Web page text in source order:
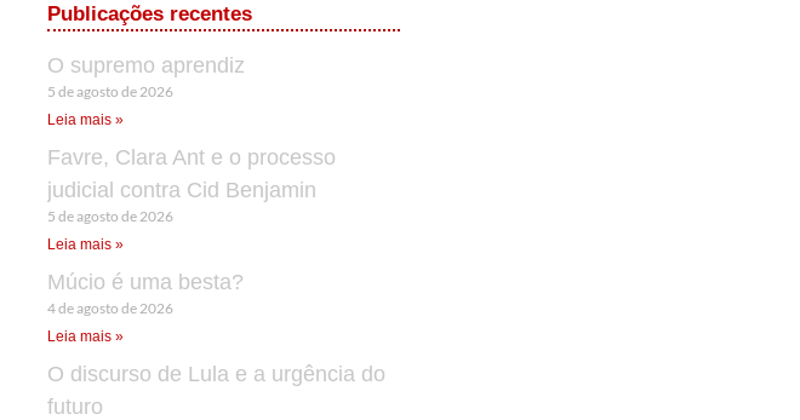
Publicações recentes
O supremo aprendiz
5 de agosto de 2026
Leia mais »
Favre, Clara Ant e o processo
judicial contra Cid Benjamin
5 de agosto de 2026
Leia mais »
Múcio é uma besta?
4 de agosto de 2026
Leia mais »
O discurso de Lula e a urgência do
futuro